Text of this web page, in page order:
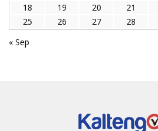
18
19 20 21
25
26 27 28
« Sep